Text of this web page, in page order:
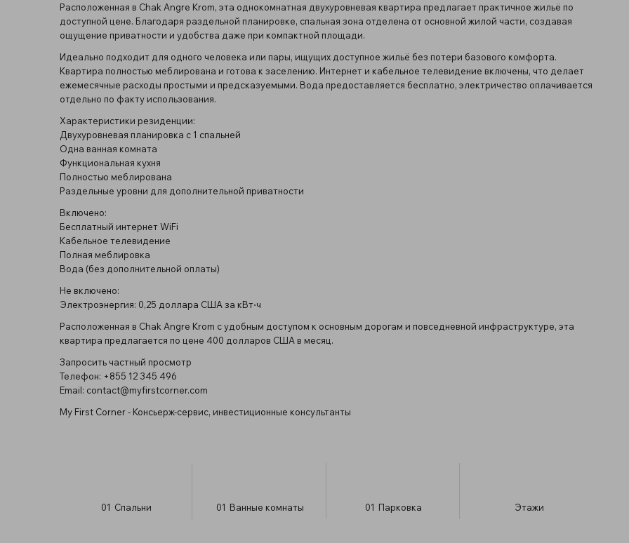
Расположенная в Chak Angre Krom, эта однокомнатная двухуровневая квартира предлагает практичное жильё по
доступной цене. Благодаря раздельной планировке, спальная зона отделена от основной жилой части, создавая
ощущение приватности и удобства даже при компактной площади.
Идеально подходит для одного человека или пары, ищущих доступное жильё без потери базового комфорта.
Квартира полностью меблирована и готова к заселению. Интернет и кабельное телевидение включены, что делает
ежемесячные расходы простыми и предсказуемыми. Вода предоставляется бесплатно, электричество оплачивается
отдельно по факту использования.
Характеристики резиденции:
Двухуровневая планировка с 1 спальней
Одна ванная комната
Функциональная кухня
Полностью меблирована
Раздельные уровни для дополнительной приватности
Включено:
Бесплатный интернет WiFi
Кабельное телевидение
Полная меблировка
Вода (без дополнительной оплаты)
Не включено:
Электроэнергия: 0,25 доллара США за кВт⋅ч
Расположенная в Chak Angre Krom с удобным доступом к основным дорогам и повседневной инфраструктуре, эта
квартира предлагается по цене 400 долларов США в месяц.
Запросить частный просмотр
Телефон: +855 12 345 496
Email: contact@myfirstcorner.com
My First Corner - Консьерж-сервис, инвестиционные консультанты
01 Спальни 01 Ванные комнаты 01 Парковка ​Этажи